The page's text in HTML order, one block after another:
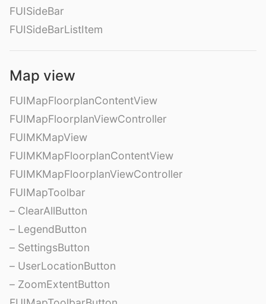
FUISideBar
FUISideBarListItem
Map view
FUIMapFloorplanContentView
FUIMapFloorplanViewController
FUIMKMapView
FUIMKMapFloorplanContentView
FUIMKMapFloorplanViewController
FUIMapToolbar
– ClearAllButton
– LegendButton
– SettingsButton
– UserLocationButton
– ZoomExtentButton